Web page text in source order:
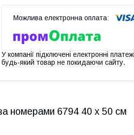
У компанії підключені електронні
будь-який товар не покидаючи сайту.
номерами 6794 40 х 50 см